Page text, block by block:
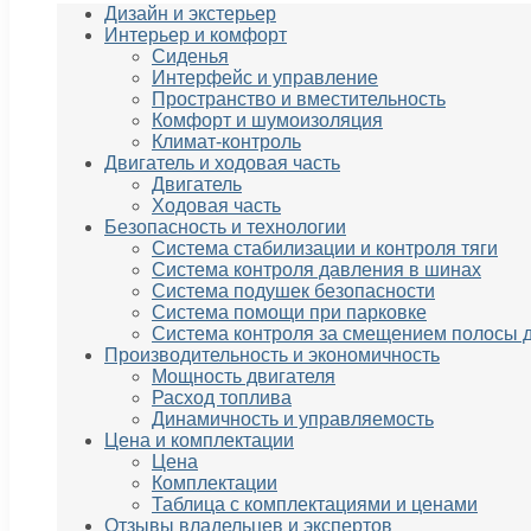
Дизайн и экстерьер
Интерьер и комфорт
Сиденья
Интерфейс и управление
Пространство и вместительность
Комфорт и шумоизоляция
Климат-контроль
Двигатель и ходовая часть
Двигатель
Ходовая часть
Безопасность и технологии
Система стабилизации и контроля тяги
Система контроля давления в шинах
Система подушек безопасности
Система помощи при парковке
Система контроля за смещением полосы
Производительность и экономичность
Мощность двигателя
Расход топлива
Динамичность и управляемость
Цена и комплектации
Цена
Комплектации
Таблица с комплектациями и ценами
Отзывы владельцев и экспертов